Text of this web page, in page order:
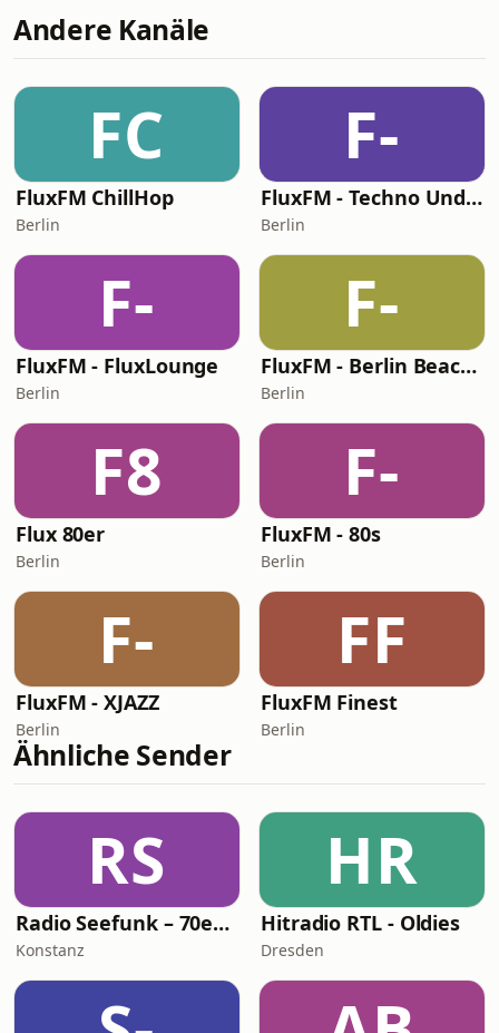
Andere Kanäle
FC
FluxFM ChillHop
Berlin
F-
FluxFM - Techno Underground
Berlin
F-
FluxFM - FluxLounge
Berlin
F-
FluxFM - Berlin Beach House Radio
Berlin
F8
Flux 80er
Berlin
F-
FluxFM - 80s
Berlin
F-
FluxFM - XJAZZ
Berlin
FF
FluxFM Finest
Berlin
Ähnliche Sender
RS
Radio Seefunk – 70er pur
Konstanz
HR
Hitradio RTL - Oldies
Dresden